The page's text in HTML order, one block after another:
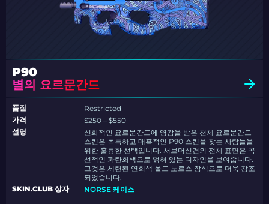
P90
별의 요르문간드
품질
Restricted
가격
$250 – $550
설명
신화적인 요르문간드에 영감을 받은 천체 요르문간드
스킨은 독특하고 매혹적인 P90 스킨을 찾는 사람들을
위한 훌륭한 선택입니다. 서브머신건의 전체 표면은 곡
선적인 파란회색으로 얽혀 있는 디자인을 보여줍니다.
그것은 세련된 연회색 올드 노르스 장식으로 더욱 강조
되었습니다.
SKIN.CLUB 상자
NORSE 케이스